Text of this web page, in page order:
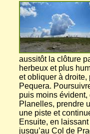
aussitôt la clôture
herbeux et plus
et obliquer à droite,
Pequera.
puis moins
Planelles, prendre
une piste et
Ensuite, en
jusqu’au Col de